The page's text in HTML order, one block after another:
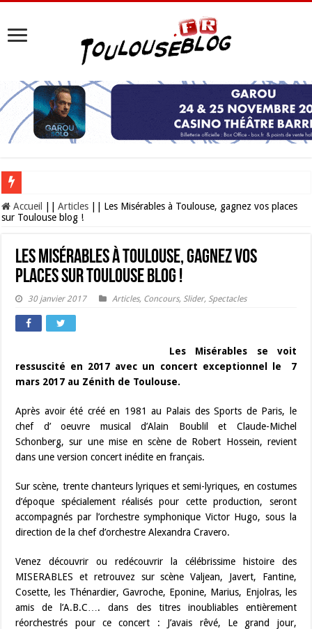
Les Nocturnes de la Cité de l’espace 2026 : l’événement incontournable de
Accueil Articles
Les Misérables à Toulouse, gagnez vos places
sur Toulouse blog !
Les Misérables à Toulouse, gagnez vos
places sur Toulouse blog !
30 janvier 2017 Articles, Concours, Slider, Spectacles
Les Misérables se voit
ressuscité en 2017 avec un concert exceptionnel le 7
mars 2017 au Zénith de Toulouse.
Après avoir été créé en 1981 au Palais des Sports de Paris, le
chef d’ oeuvre musical d’Alain Boublil et Claude-Michel
Schonberg, sur une mise en scène de Robert Hossein, revient
dans une version concert inédite en français.
Sur scène, trente chanteurs lyriques et semi-lyriques, en costumes
d’époque spécialement réalisés pour cette production, seront
accompagnés par l’orchestre symphonique Victor Hugo, sous la
direction de la chef d’orchestre Alexandra Cravero.
Venez découvrir ou redécouvrir la célébrissime histoire des
MISERABLES et retrouvez sur scène Valjean, Javert, Fantine,
Cosette, les Thénardier, Gavroche, Eponine, Marius, Enjolras, les
amis de l’A.B.C…. dans des titres inoubliables entièrement
réorchestrés pour ce concert : J’avais rêvé, Le grand jour,